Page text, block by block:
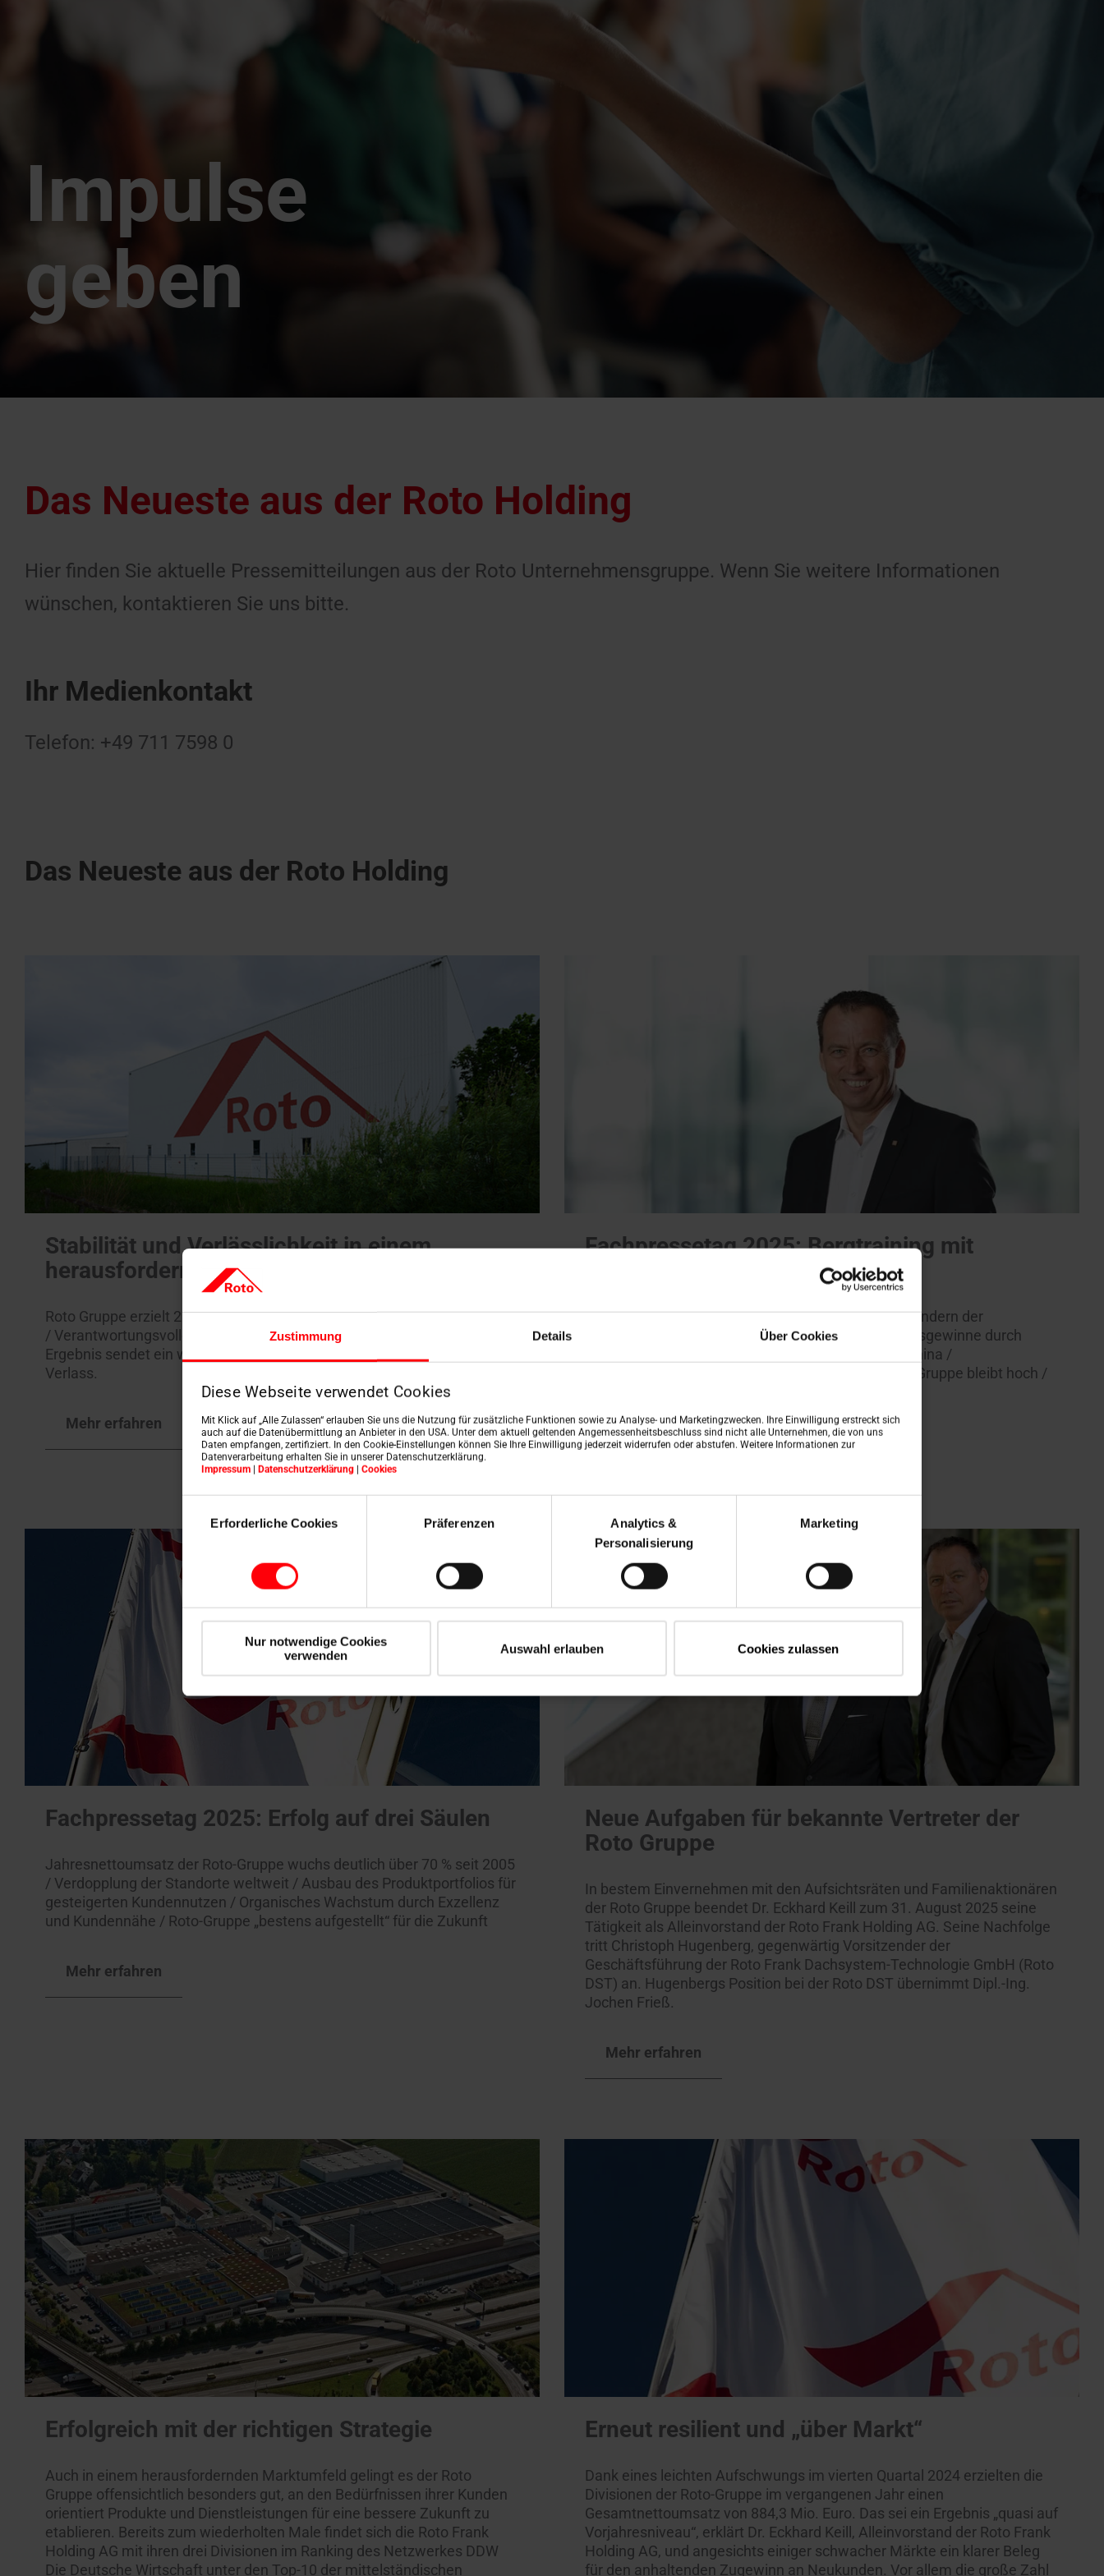
Zustimmung Details Über Cookies
Diese Webseite verwendet Cookies
Mit Klick auf „Alle Zulassen“ erlauben Sie uns die Nutzung für zusätzliche Funktionen sowie zu Analyse- und Marketingzwecken. Ihre Einwilligung erstreckt sich
auch auf die Datenübermittlung an Anbieter in den USA. Unter dem aktuell geltenden Angemessenheitsbeschluss sind nicht alle Unternehmen, die von uns
Daten empfangen, zertifiziert. In den Cookie-Einstellungen können Sie Ihre Einwilligung jederzeit widerrufen oder abstufen. Weitere Informationen zur
Datenverarbeitung erhalten Sie in unserer Datenschutzerklärung.
Impressum| Datenschutzerklärung| Cookies
Erforderliche Cookies
Präferenzen
Analytics &
Personalisierung
Marketing
Nur notwendige Cookies
verwenden
Auswahl erlauben Cookies zulassen
Impulse
geben
Das Neueste aus der Roto Holding
Hier finden Sie aktuelle Pressemitteilungen aus der Roto Unternehmensgruppe. Wenn Sie weitere Informationen
wünschen, kontaktieren Sie uns bitte.
Ihr Medienkontakt
Telefon: +49 711 7598 0
Das Neueste aus der Roto Holding
Stabilität und Verlässlichkeit in einem
herausfordernden Umfeld
Roto Gruppe erzielt 2025 einen Gesamtnettoumsatz von 861,1 Mio. Euro
/ Verantwortungsvolles Handeln prägt wirtschaftliche Entwicklung.
Ergebnis sendet ein wichtiges Signal an Kunden und Partner: Auf Roto ist
Verlass.
Mehr erfahren
Fachpressetag 2025: Bergtraining mit
Roto Gruppe erzielt Wachstum über Markt in den Ländern der
europäischen Union und Nordamerika / Marktanteilsgewinne durch
operative Exzellenz / Neues Geschäftsmodell für China /
Nachfrageschwäche in Südamerika / Stabilität der Gruppe bleibt hoch /
Mehr erfahren
Fachpressetag 2025: Erfolg auf drei Säulen
Jahresnettoumsatz der Roto-Gruppe wuchs deutlich über 70 % seit 2005
/ Verdopplung der Standorte weltweit / Ausbau des Produktportfolios für
gesteigerten Kundennutzen / Organisches Wachstum durch Exzellenz
und Kundennähe / Roto-Gruppe „bestens aufgestellt“ für die Zukunft
Mehr erfahren
Neue Aufgaben für bekannte Vertreter der
Roto Gruppe
In bestem Einvernehmen mit den Aufsichtsräten und Familienaktionären
der Roto Gruppe beendet Dr. Eckhard Keill zum 31. August 2025 seine
Tätigkeit als Alleinvorstand der Roto Frank Holding AG. Seine Nachfolge
tritt Christoph Hugenberg, gegenwärtig Vorsitzender der
Geschäftsführung der Roto Frank Dachsystem-Technologie GmbH (Roto
DST) an. Hugenbergs Position bei der Roto DST übernimmt Dipl.-Ing.
Jochen Frieß.
Mehr erfahren
Erfolgreich mit der richtigen Strategie
Auch in einem herausfordernden Marktumfeld gelingt es der Roto
Gruppe offensichtlich besonders gut, an den Bedürfnissen ihrer Kunden
orientiert Produkte und Dienstleistungen für eine bessere Zukunft zu
etablieren. Bereits zum wiederholten Male findet sich die Roto Frank
Holding AG mit ihren drei Divisionen im Ranking des Netzwerkes DDW
Die Deutsche Wirtschaft unter den Top-10 der mittelständischen
Erneut resilient und „über Markt“
Dank eines leichten Aufschwungs im vierten Quartal 2024 erzielten die
Divisionen der Roto-Gruppe im vergangenen Jahr einen
Gesamtnettoumsatz von 884,3 Mio. Euro. Das sei ein Ergebnis „quasi auf
Vorjahresniveau“, erklärt Dr. Eckhard Keill, Alleinvorstand der Roto Frank
Holding AG, und angesichts einiger schwacher Märkte ein klarer Beleg
für den anhaltenden Zugewinn an Neukunden. Vor allem die große Zahl